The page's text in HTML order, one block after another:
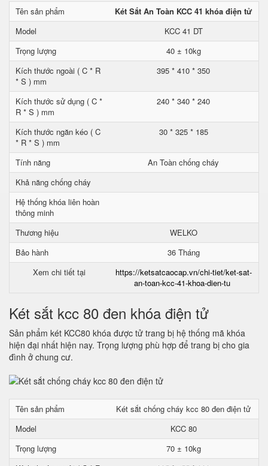
Tên sản phẩm
Két Sắt An Toàn KCC 41 khóa điện tử
Model
KCC 41 DT
Trọng lượng
40 ± 10kg
Kích thước ngoài ( C * R
* S ) mm
395 * 410 * 350
Kích thước sử dụng ( C *
R * S ) mm
240 * 340 * 240
Kích thước ngăn kéo ( C
* R * S ) mm
30 * 325 * 185
Tính năng
An Toàn chống cháy
Khả năng chống cháy
Hệ thống khóa liên hoàn
thông minh
Thương hiệu
WELKO
Bảo hành
36 Tháng
Xem chi tiết tại
https://ketsatcaocap.vn/chi-tiet/ket-sat-
an-toan-kcc-41-khoa-dien-tu
Két sắt kcc 80 đen khóa điện tử
Sản phẩm két KCC80 khóa được tử trang bị hệ thống mã khóa
hiện đại nhất hiện nay. Trọng lượng phù hợp để trang bị cho gia
đình ở chung cư.
Tên sản phẩm
Két sắt chống cháy kcc 80 đen điện tử
Model
KCC 80
Trọng lượng
70 ± 10kg